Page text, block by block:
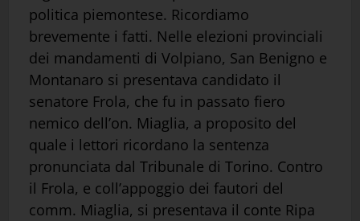
politica piemontese. Ricordiamo
brevemente i fatti. Nelle elezioni provinciali
dei mandamenti di Volpiano, San Benigno e
Montanaro si presentava candidato il
senatore Frola, che fu in passato fiero
nemico dell’on. Miaglia, a proposito del
quale i lettori ricordano la sentenza
pronunciata dal Tribunale di Torino. Contro
il Frola, e coll’appoggio dei fautori del
comm. Miaglia, si presentava il conte Ripa